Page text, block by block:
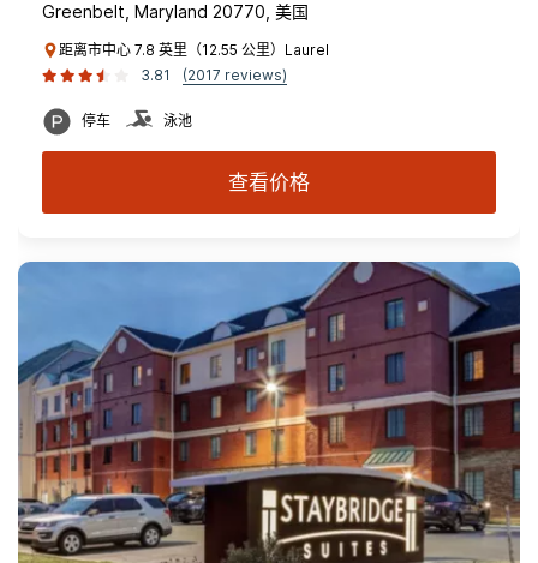
Greenbelt, Maryland 20770, 美国
距离市中心 7.8 英里（12.55 公里）Laurel
3.81
(2017 reviews)
停车 泳池
查看价格